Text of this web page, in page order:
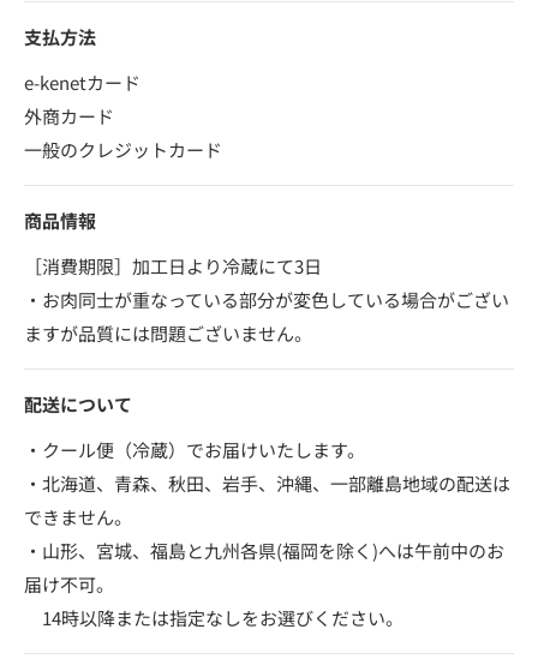
支払方法
e-kenetカード
外商カード
一般のクレジットカード
商品情報
［消費期限］加工日より冷蔵にて3日
・お肉同士が重なっている部分が変色している場合がござい
ますが品質には問題ございません。
配送について
・クール便（冷蔵）でお届けいたします。
・北海道、青森、秋田、岩手、沖縄、一部離島地域の配送は
できません。
・山形、宮城、福島と九州各県(福岡を除く)へは午前中のお
届け不可。
14時以降または指定なしをお選びください。